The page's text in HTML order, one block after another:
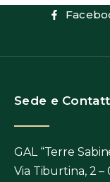
Sede e
GAL “Terre
Via Tiburtina, 2 –